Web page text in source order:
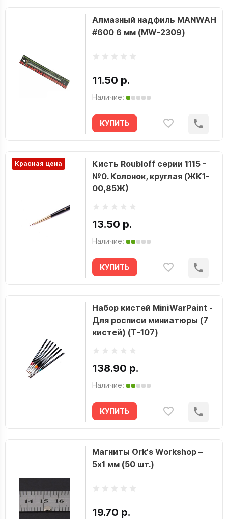
Алмазный надфиль MANWAH
#600 6 мм (MW-2309)
11.50 р.
Наличие:
КУПИТЬ
Красная цена
Кисть Roubloff серии 1115 -
№0. Колонок, круглая (ЖК1-
00,85Ж)
13.50 р.
Наличие:
КУПИТЬ
Набор кистей MiniWarPaint -
Для росписи миниатюры (7
кистей) (T-107)
138.90 р.
Наличие:
КУПИТЬ
Магниты Ork's Workshop –
5х1 мм (50 шт.)
19.70 р.